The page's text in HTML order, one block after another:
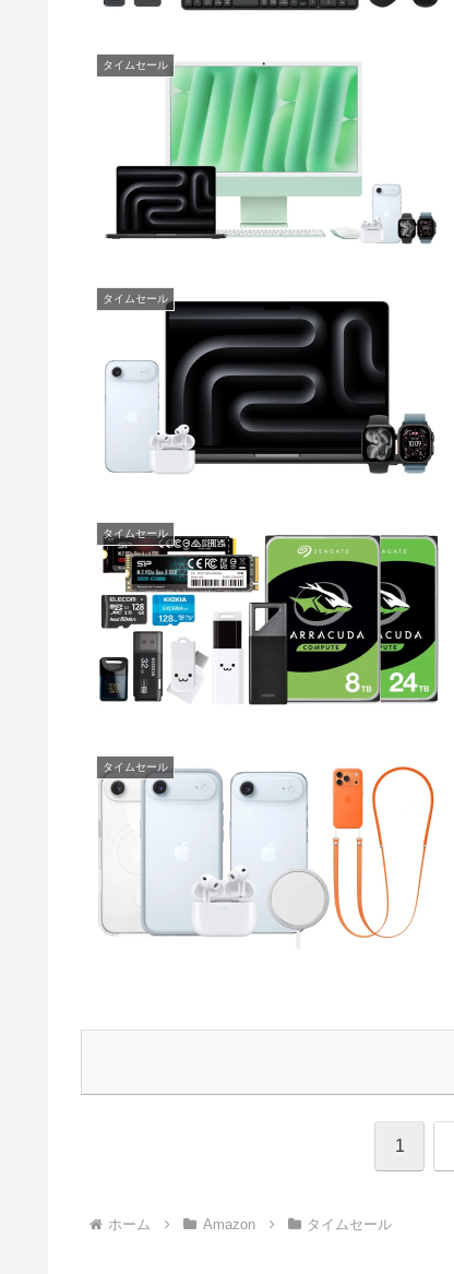
タイムセール
タイムセール
タイムセール
タイムセール
1
ホーム Amazon タイムセール